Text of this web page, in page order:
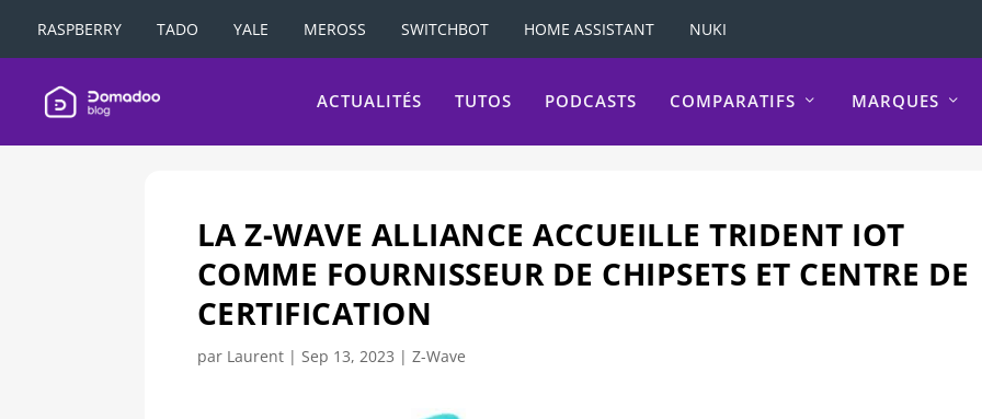
RASPBERRY TADO YALE MEROSS SWITCHBOT HOME ASSISTANT NUKI
ACTUALITÉS TUTOS PODCASTS COMPARATIFS MARQUES
LA Z-WAVE ALLIANCE ACCUEILLE TRIDENT IOT
COMME FOURNISSEUR DE CHIPSETS ET CENTRE DE
CERTIFICATION
par Laurent| Sep 13, 2023 | Z-Wave